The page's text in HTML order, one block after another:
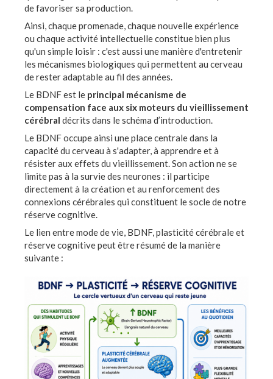
de favoriser sa production.
Ainsi, chaque promenade, chaque nouvelle expérience
ou chaque activité intellectuelle constitue bien plus
qu'un simple loisir : c'est aussi une manière d'entretenir
les mécanismes biologiques qui permettent au cerveau
de rester adaptable au fil des années.
Le BDNF est le principal mécanisme de
compensation face aux six moteurs du vieillissement
cérébral décrits dans le schéma d’introduction.
Le BDNF occupe ainsi une place centrale dans la
capacité du cerveau à s'adapter, à apprendre et à
résister aux effets du vieillissement. Son action ne se
limite pas à la survie des neurones : il participe
directement à la création et au renforcement des
connexions cérébrales qui constituent le socle de notre
réserve cognitive.
Le lien entre mode de vie, BDNF, plasticité cérébrale et
réserve cognitive peut être résumé de la manière
suivante :